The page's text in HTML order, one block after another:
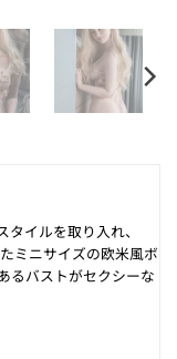
イルを取り入れ、
ミニサイズの欧米風ボ
るバストがセクシーな